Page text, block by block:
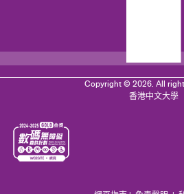
Copyright © 2026. All
香港中文大學